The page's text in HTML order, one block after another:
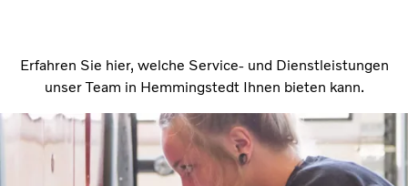
Erfahren Sie hier, welche Service- und Dienstleistungen
unser Team in Hemmingstedt Ihnen bieten kann.